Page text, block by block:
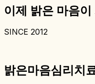
이제 밝은 마음
SINCE 2012
밝은마음심리치